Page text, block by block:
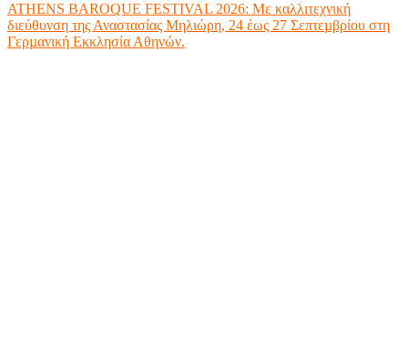
ATHENS BAROQUE FESTIVAL 2026: Με καλλιτεχνική
διεύθυνση της Αναστασίας Μηλιώρη, 24 έως 27 Σεπτεµβρίου στη
Γερµανική Εκκλησία Αθηνών.